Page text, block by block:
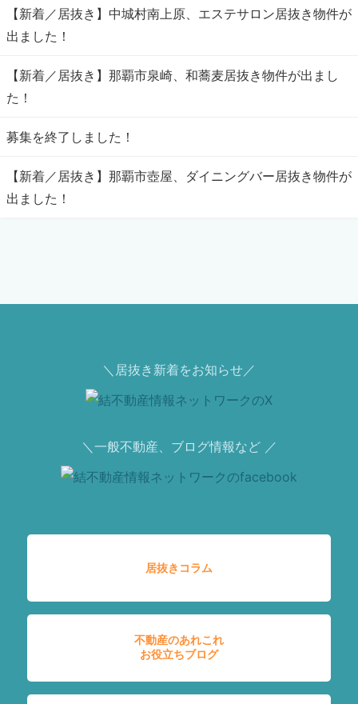
【新着／居抜き】中城村南上原、エステサロン居抜き物件が
出ました！
【新着／居抜き】那覇市泉崎、和蕎麦居抜き物件が出まし
た！
募集を終了しました！
【新着／居抜き】那覇市壺屋、ダイニングバー居抜き物件が
出ました！
＼居抜き新着をお知らせ／
＼一般不動産、ブログ情報など ／
居抜きコラム
不動産のあれこれ
お役立ちブログ